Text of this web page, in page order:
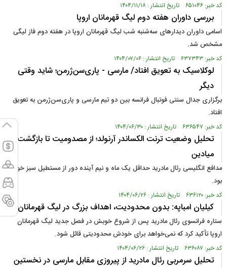
کد خبر: ۶۵۱۰۴۶ تاریخ انتشار : ۱۴۰۴/۱۱/۱۸
بررسی داوران هفته دوم لیگ قهرمانان اروپا
اسامی داوران دیدارهای سه‌شنبه شب لیگ قهرمانان اروپا در هفته دوم فاز لیگی
مشخص شد.
کد خبر: ۶۳۷۳۴۳ تاریخ انتشار : ۱۴۰۴/۰۷/۰۶
لوکلاسیک به تعویق افتاد/ مارسی - پاری‌سن‌ژرمن؛ شاید وقتی
دیگر
برگزاری جدال سنتی فوتبال فرانسه بین دو تیم مارسی و پاری‌سن‌ژرمن به تعویق
افتاد.
کد خبر: ۶۳۶۵۴۷ تاریخ انتشار : ۱۴۰۴/۰۶/۳۰
تحلیل وضعیت ترنت الکساندر آرنولد؛ از مصدومیت تا بازگشت به
میادین
مدافع انگلیسی رئال مادرید حداقل یک ماه و نیم آینده دور از مستطیل سبز خواهد
بود.
کد خبر: ۶۳۶۱۲۰ تاریخ انتشار : ۱۴۰۴/۰۶/۲۶
کیلیان امباپه: بدون محدودیت، اهداف بزرگ در لیگ قهرمانان
ستاره فرانسوی رئال مادرید پس از شروع خوبش در فصل جدید لیگ قهرمانان
اروپا تأکید کرد که نمی‌خواهد برای خودش محدودیتی قائل شود.
کد خبر: ۶۳۶۰۸۷ تاریخ انتشار : ۱۴۰۴/۰۶/۲۶
تحلیل سرمربی رئال مادرید از پیروزی مقابل مارسی در نخستین